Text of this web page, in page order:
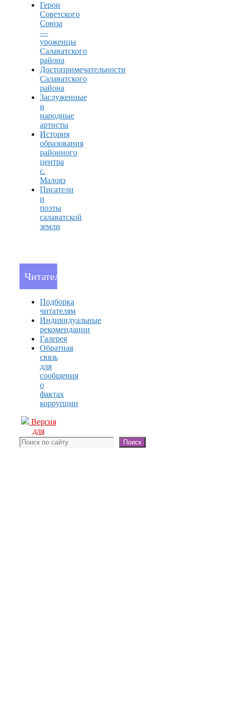
Герои
Советского
Союза
—
уроженцы
Салаватского
района
Достопримечательности
Салаватского
района
Заслуженные
и
народные
артисты
История
образования
районного
центра
с.
Малояз
Писатели
и
поэты
салаватской
земли
Читателям
Подборка
читателям
Индивидуальные
рекомендации
Галерея
Обратная
связь
для
сообщения
о
фактах
коррупции
Версия
для
слабовидящих
Поиск Поиск